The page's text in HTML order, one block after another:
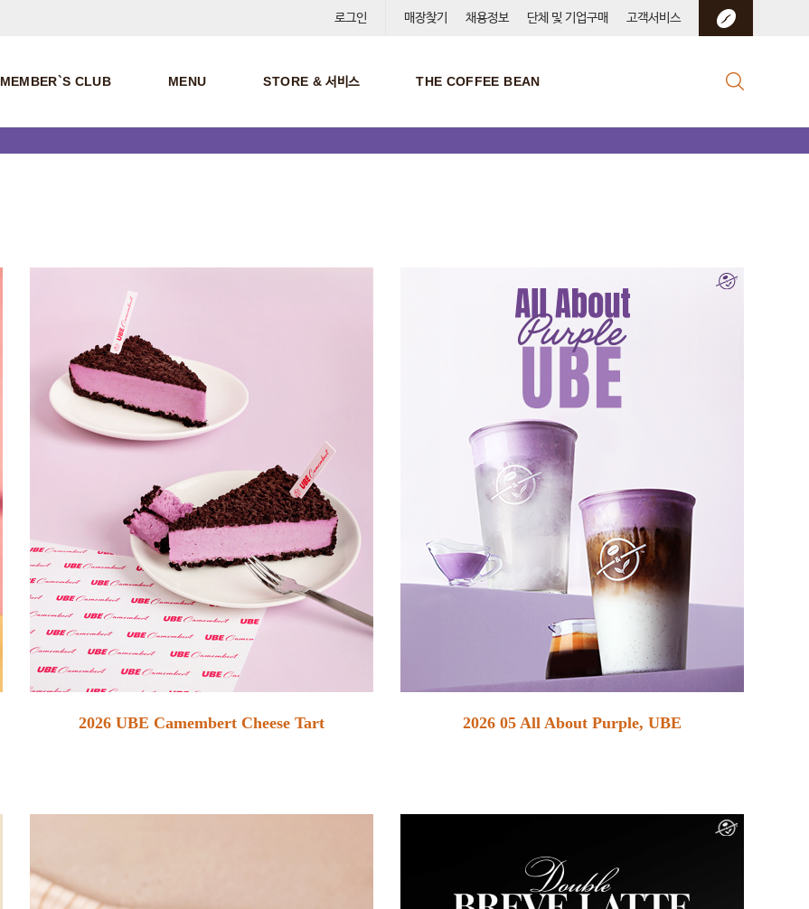
로그인 매장찾기 채용정보 단체 및 기업구매 고객서비스
MEMBER`S CLUB MENU STORE & 서비스 THE COFFEE BEAN
2026 UBE Camembert Cheese Tart 2026 05 All About Purple, UBE